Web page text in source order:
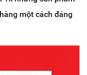
một cách đáng